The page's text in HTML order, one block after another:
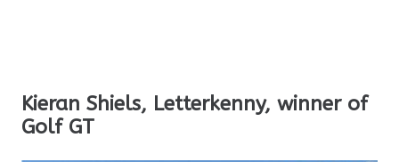
Kieran Shiels, Letterkenny, winner of
Golf GT